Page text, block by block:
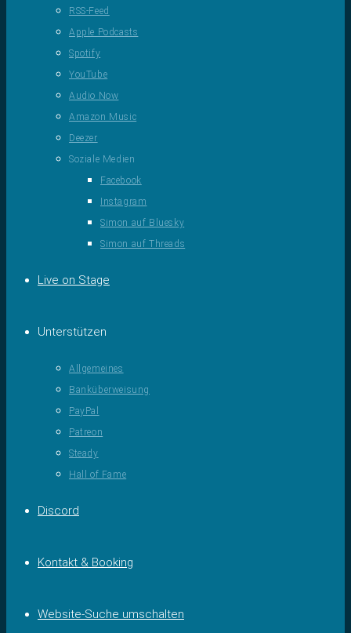
RSS-Feed
Apple Podcasts
Spotify
YouTube
Audio Now
Amazon Music
Deezer
Soziale Medien
Facebook
Instagram
Simon auf Bluesky
Simon auf Threads
Live on Stage
Unterstützen
Allgemeines
Banküberweisung
PayPal
Patreon
Steady
Hall of Fame
Discord
Kontakt & Booking
Website-Suche umschalten